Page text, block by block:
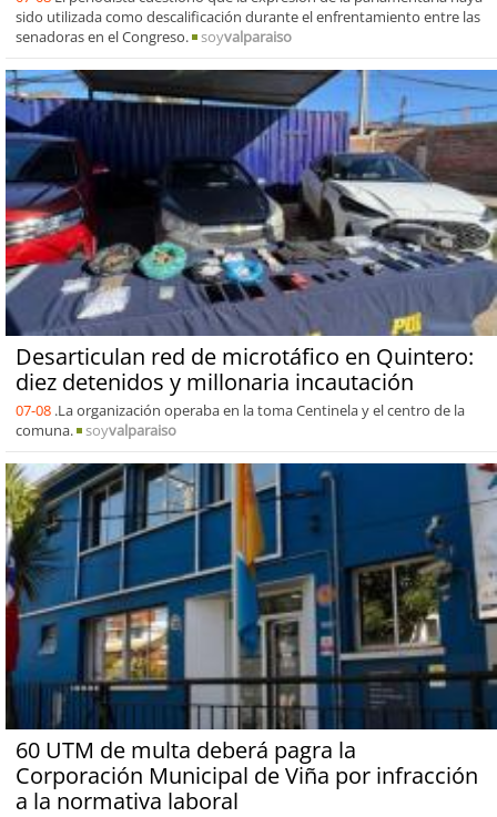
sido utilizada como descalificación durante el enfrentamiento entre las
senadoras en el Congreso.
soyvalparaiso
Desarticulan red de microtáfico en Quintero:
diez detenidos y millonaria incautación
07-08 .La organización operaba en la toma Centinela y el centro de la
comuna.
soyvalparaiso
60 UTM de multa deberá pagra la
Corporación Municipal de Viña por infracción
a la normativa laboral